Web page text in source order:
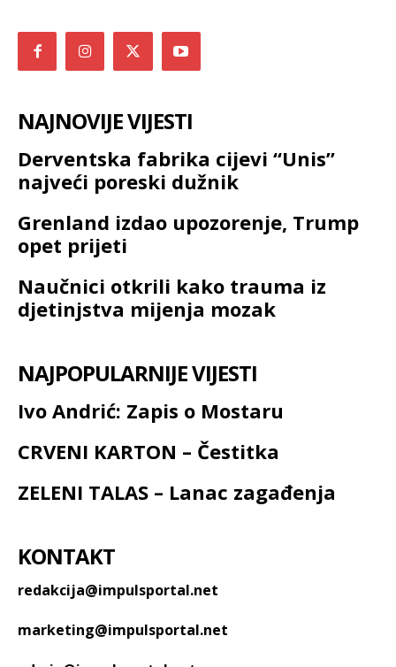
NAJNOVIJE VIJESTI
Derventska fabrika cijevi “Unis”
najveći poreski dužnik
Grenland izdao upozorenje, Trump
opet prijeti
Naučnici otkrili kako trauma iz
djetinjstva mijenja mozak
NAJPOPULARNIJE VIJESTI
Ivo Andrić: Zapis o Mostaru
CRVENI KARTON – Čestitka
ZELENI TALAS – Lanac zagađenja
KONTAKT
redakcija@impulsportal.net
marketing@impulsportal.net